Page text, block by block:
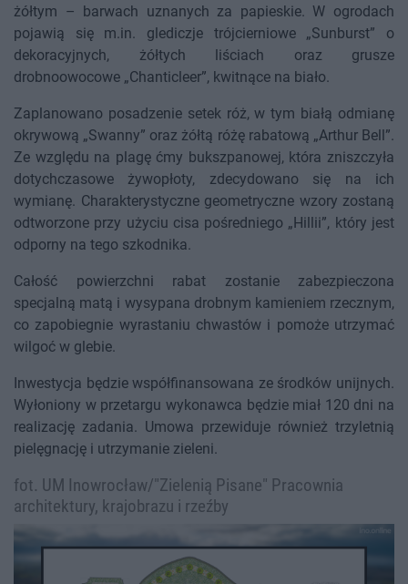
żółtym – barwach uznanych za papieskie. W ogrodach
pojawią się m.in. glediczje trójcierniowe „Sunburst” o
dekoracyjnych, żółtych liściach oraz grusze
drobnoowocowe „Chanticleer”, kwitnące na biało.
Zaplanowano posadzenie setek róż, w tym białą odmianę
okrywową „Swanny” oraz żółtą różę rabatową „Arthur Bell”.
Ze względu na plagę ćmy bukszpanowej, która zniszczyła
dotychczasowe żywopłoty, zdecydowano się na ich
wymianę. Charakterystyczne geometryczne wzory zostaną
odtworzone przy użyciu cisa pośredniego „Hillii”, który jest
odporny na tego szkodnika.
Całość powierzchni rabat zostanie zabezpieczona
specjalną matą i wysypana drobnym kamieniem rzecznym,
co zapobiegnie wyrastaniu chwastów i pomoże utrzymać
wilgoć w glebie.
Inwestycja będzie współfinansowana ze środków unijnych.
Wyłoniony w przetargu wykonawca będzie miał 120 dni na
realizację zadania. Umowa przewiduje również trzyletnią
pielęgnację i utrzymanie zieleni.
fot. UM Inowrocław/"Zielenią Pisane" Pracownia
architektury, krajobrazu i rzeźby